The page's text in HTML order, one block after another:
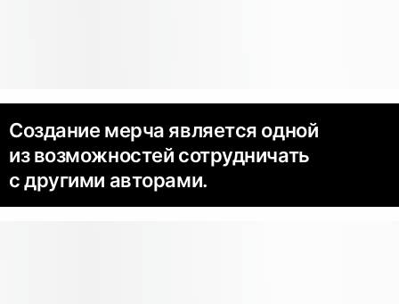
Создание мерча является одной
из возможностей сотрудничать
с другими авторами.